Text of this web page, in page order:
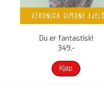
Du er fantastisk!
349,-
Kjøp